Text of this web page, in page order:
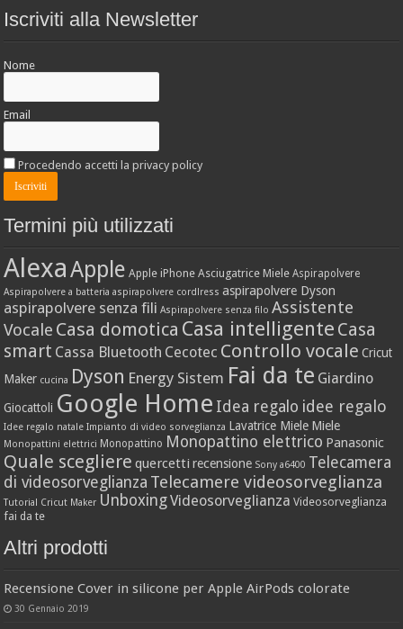
Iscriviti alla Newsletter
Nome
Email
Procedendo accetti la privacy policy
Termini più utilizzati
AlexaApple Apple iPhone Asciugatrice Miele Aspirapolvere
Aspirapolvere a batteria aspirapolvere cordlress aspirapolvere Dyson
aspirapolvere senza fili Aspirapolvere senza filo Assistente
Vocale Casa domotica Casa intelligente Casa
smart Cassa Bluetooth Cecotec Controllo vocale Cricut
Maker cucina Dyson Energy Sistem Fai da te Giardino
Giocattoli Google Home Idea regalo idee regalo
Idee regalo natale Impianto di video sorveglianza Lavatrice Miele Miele
Monopattini elettrici Monopattino Monopattino elettrico Panasonic
Quale scegliere quercetti recensione Sony a6400 Telecamera
di videosorveglianza Telecamere videosorveglianza
Tutorial Cricut Maker UnboxingVideosorveglianza Videosorveglianza
fai da te
Altri prodotti
Recensione Cover in silicone per Apple AirPods colorate
30 Gennaio 2019